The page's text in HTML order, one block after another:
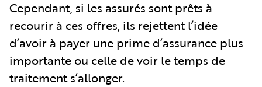
Cependant, si les assurés sont prêts à
recourir à ces offres, ils rejettent l’idée
d’avoir à payer une prime d’assurance plus
importante ou celle de voir le temps de
traitement s’allonger.